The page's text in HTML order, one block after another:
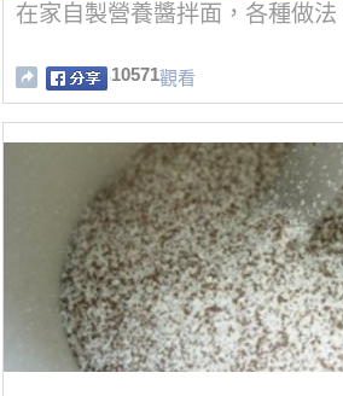
在家自製營養醬拌面，各種做法
10571觀看